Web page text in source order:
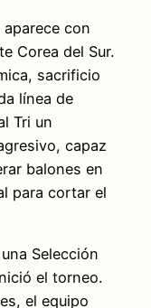
con
Corea del Sur.
sacrificio
línea de
Tri un
capaz
balones en
para cortar el
Selección
el torneo.
el equipo